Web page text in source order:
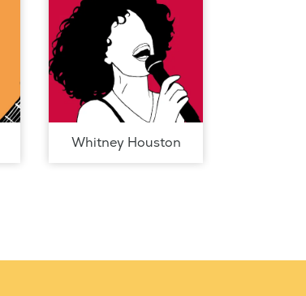
Whitney Houston